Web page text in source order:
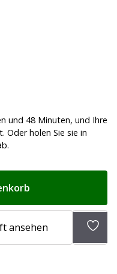
und 48 Minuten, und Ihre
Oder holen Sie sie in
ansehen
Zur